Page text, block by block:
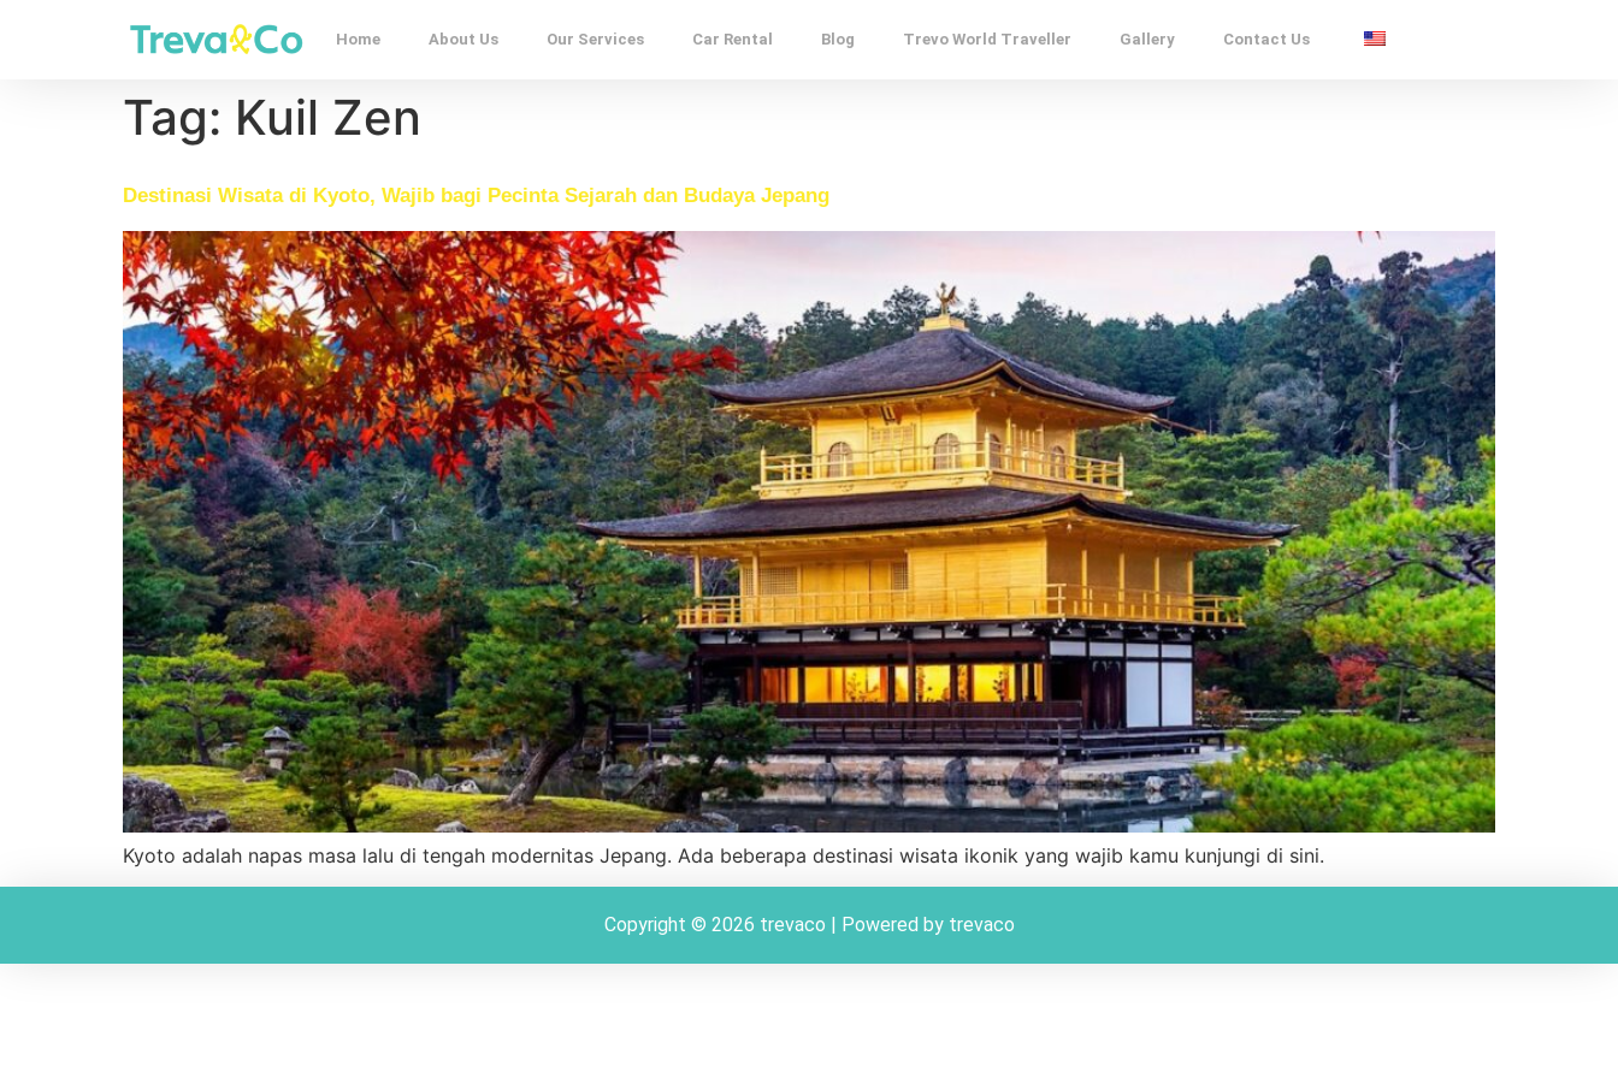
Home About Us Our Services Car Rental Blog Trevo World Traveller Gallery Contact Us
Tag: Kuil Zen
Destinasi Wisata di Kyoto, Wajib bagi Pecinta Sejarah dan Budaya Jepang
Kyoto adalah napas masa lalu di tengah modernitas Jepang. Ada beberapa destinasi wisata ikonik yang wajib kamu kunjungi di sini.
Copyright © 2026 trevaco | Powered by trevaco